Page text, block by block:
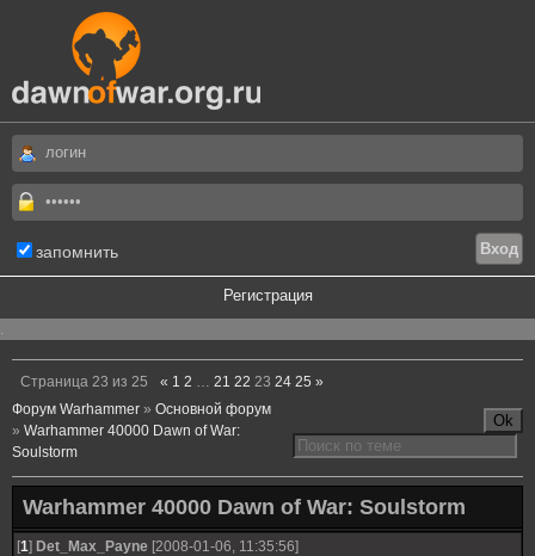
запомнить
Регистрация
.
Страница 23 из 25 « 1 2 … 21 22 23 24 25 »
Форум Warhammer » Основной форум
» Warhammer 40000 Dawn of War:
Soulstorm
Warhammer 40000 Dawn of War: Soulstorm
[1] Det_Max_Payne [2008-01-06, 11:35:56]